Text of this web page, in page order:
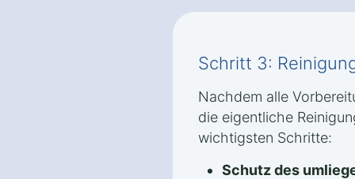
Schritt 3:
Nachdem alle
die eigentliche
wichtigsten Schritte:
Schutz des